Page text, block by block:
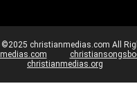
©2025 christianmedias.com All
christianmedias.org